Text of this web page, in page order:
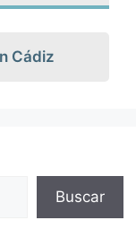
Cádiz
Buscar